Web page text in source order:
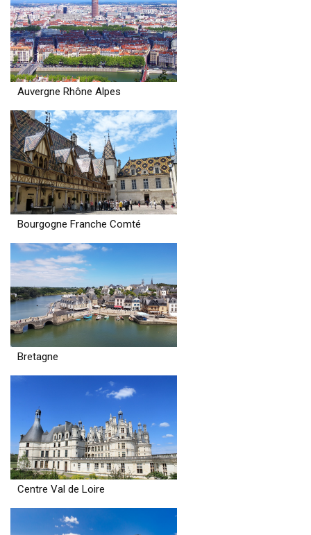
Auvergne Rhône Alpes
Bourgogne Franche Comté
Bretagne
Centre Val de Loire